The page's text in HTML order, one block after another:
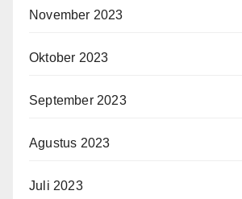
November 2023
Oktober 2023
September 2023
Agustus 2023
Juli 2023